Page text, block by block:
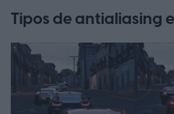
Tipos de antialiasing